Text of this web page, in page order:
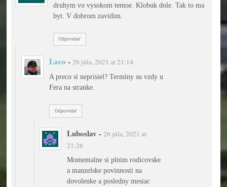
druhym vo vysokom temoe. Klobuk dole. Tak to ma
byt. V dobrom zavidim.
Odpovedať
Laco - 26 júla, 2021 at 21:14
A preco si neprisiel? Termíny su vzdy u
Fera na stranke.
Odpovedať
Luboslav - 26 júla, 2021 at
21:26
Momentalne si plnim rodicovske
a manzelske povinnosti na
dovolenke a posledny mesiac